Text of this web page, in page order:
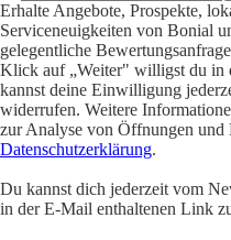
Erhalte Angebote, Prospekte,
Serviceneuigkeiten von Bonial
gelegentliche
Klick auf „Weiter" willigst du in
kannst deine Einwilligung
widerrufen. Weitere
zur Analyse von Öffnungen
Datenschutzerklärung.
Du kannst dich jederzeit vom
in der E-Mail enthaltenen Link